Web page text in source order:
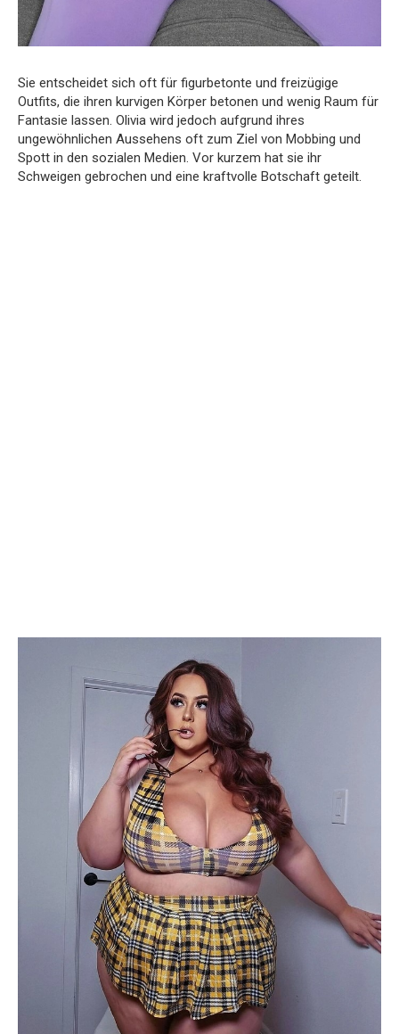
Sie entscheidet sich oft für figurbetonte und freizügige
Outfits, die ihren kurvigen Körper betonen und wenig Raum für
Fantasie lassen. Olivia wird jedoch aufgrund ihres
ungewöhnlichen Aussehens oft zum Ziel von Mobbing und
Spott in den sozialen Medien. Vor kurzem hat sie ihr
Schweigen gebrochen und eine kraftvolle Botschaft geteilt.